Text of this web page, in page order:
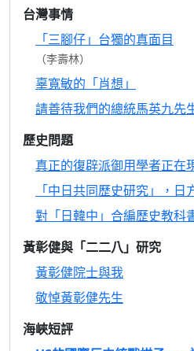
台灣事情
「三腳仔」台獨的真面目
（李壽林）
辜寬敏的「肖想」
請善待我們的總統馬英九先
歷史問題
真正的復辟派御用學者正在
「中日共同歷史研究」，日
對「日韓中」合編歷史教科
黃彰健與「二二八」研究
黃彰健院士與我
敬悼黃彰健先生
海峽短評